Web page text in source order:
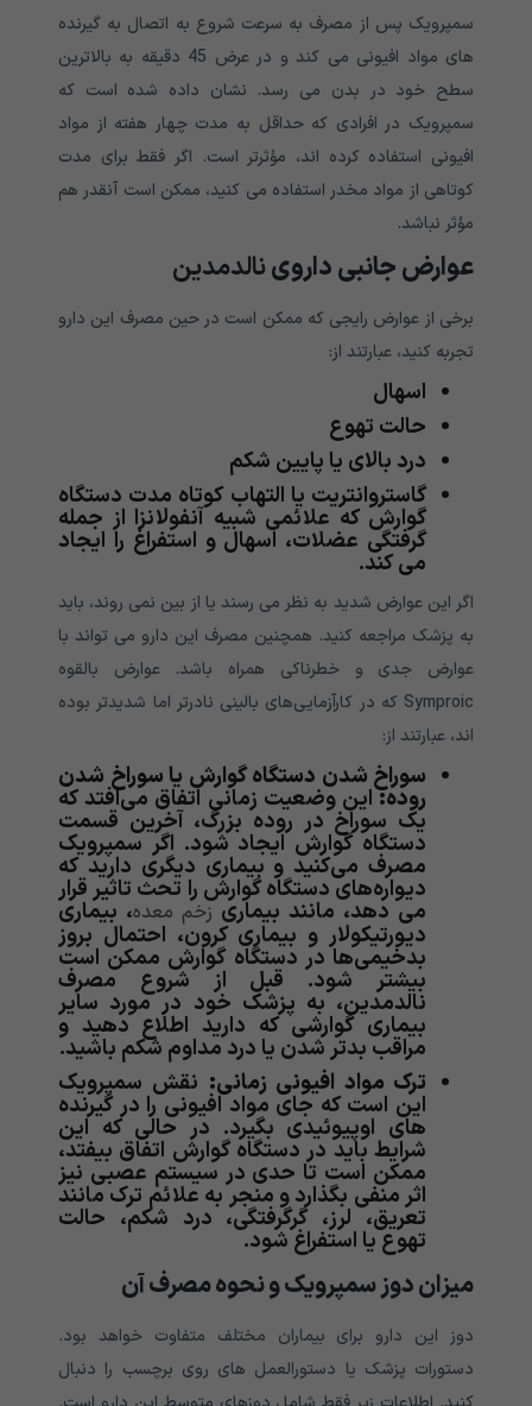
سمپرویک پس از مصرف به سرعت شروع به اتصال به گیرنده
های مواد افیونی می کند و در عرض 45 دقیقه به بالاترین
سطح خود در بدن می رسد. نشان داده شده است که
سمپرویک در افرادی که حداقل به مدت چهار هفته از مواد
افیونی استفاده کرده اند، مؤثرتر است. اگر فقط برای مدت
کوتاهی از مواد مخدر استفاده می کنید، ممکن است آنقدر هم
مؤثر نباشد.
عوارض جانبی داروینالدمدین
برخی از عوارض رایجی که ممکن است در حین مصرف این دارو
تجربه کنید، عبارتند از:
اسهال
حالت تهوع
درد بالای یا پایین شکم
گاستروانتریت یا التهاب کوتاه مدت دستگاه
گوارش که علائمی شبیه آنفولانزا از جمله
گرفتگی عضلات، اسهال و استفراغ را ایجاد
می کند.
اگر این عوارض شدید به نظر می رسند یا از بین نمی روند، باید
به پزشک مراجعه کنید. همچنین مصرف این دارو می تواند با
عوارض جدی و خطرناکی همراه باشد. عوارض بالقوه
Symproic که در کارآزمایی‌های بالینی نادرتر اما شدیدتر بوده
اند، عبارتند از:
سوراخ شدن دستگاه گوارش یا سوراخ شدن
روده:این وضعیت زمانی اتفاق می‌افتد که
یک سوراخ در روده بزرگ، آخرین قسمت
دستگاه گوارش ایجاد شود. اگر سمپرویک
مصرف می‌کنید و بیماری دیگری دارید که
دیواره‌های دستگاه گوارش را تحث تاثیر قرار
می دهد، مانند بیماری زخم معده، بیماری
دیورتیکولار و بیماری کرون، احتمال بروز
بدخیمی‌ها در دستگاه گوارش ممکن است
بیشتر شود. قبل از شروع مصرف
نالدمدین، به پزشک خود در مورد سایر
بیماری گوارشی که دارید اطلاع دهید و
مراقب بدتر شدن یا درد مداوم شکم باشید.
ترک مواد افیونی زمانی: نقش سمپرویک
این است که جای مواد افیونی را در گیرنده
های اوپیوئیدی بگیرد. در حالی که این
شرایط باید در دستگاه گوارش اتفاق بیفتد،
ممکن است تا حدی در سیستم عصبی نیز
اثر منفی بگذارد و منجر به علائم ترک مانند
تعریق، لرز، گرگرفتگی، درد شکم، حالت
تهوع یا استفراغ شود.
میزان دوز سمپرویک و نحوه مصرف آن
دوز این دارو برای بیماران مختلف متفاوت خواهد بود.
دستورات پزشک یا دستورالعمل های روی برچسب را دنبال